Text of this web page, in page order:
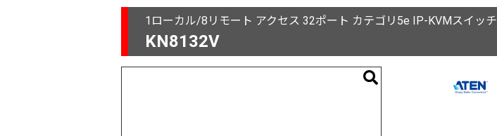
1ローカル/8リモート アクセス 32ポート カテゴリ5e IP-KVMスイッチ
KN8132V